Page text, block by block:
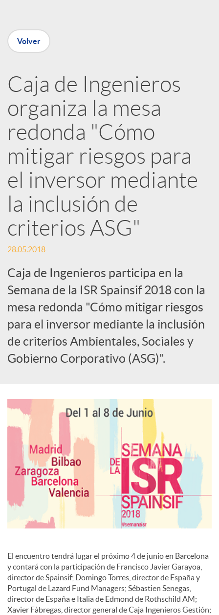
n
R
e
d
e
s
S
o
c
i
a
e
s
Volver
Caja de Ingenieros
organiza la mesa
redonda "Cómo
mitigar riesgos para
el inversor mediante
la inclusión de
criterios ASG"
28.05.2018
Caja de Ingenieros participa en la
Semana de la ISR Spainsif 2018 con la
mesa redonda "Cómo mitigar riesgos
para el inversor mediante la inclusión
de criterios Ambientales, Sociales y
Gobierno Corporativo (ASG)".
El encuentro tendrá lugar el próximo 4 de junio en Barcelona
y contará con la participación de Francisco Javier Garayoa,
director de Spainsif; Domingo Torres, director de España y
Portugal de Lazard Fund Managers; Sébastien Senegas,
director de España e Italia de Edmond de Rothschild AM;
Xavier Fàbregas, director general de Caja Ingenieros Gestión;